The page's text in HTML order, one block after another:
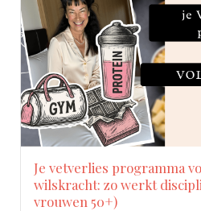
Je vetverlies programma
wilskracht: zo werkt
vrouwen 50+)